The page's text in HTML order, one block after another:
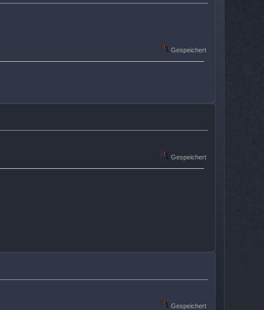
Gespeichert
Gespeichert
Gespeichert